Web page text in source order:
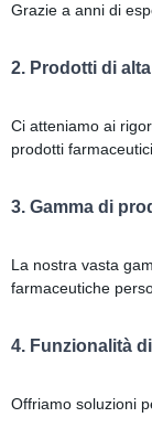
Grazie a anni di
2. Prodotti di
Ci atteniamo ai
prodotti farmaceutici.
3. Gamma di
La nostra vasta
farmaceutiche
4. Funzionalità
Offriamo soluzioni